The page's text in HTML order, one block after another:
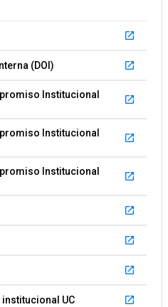
launch
(DOI) launch
Institucional
launch
Institucional
launch
Institucional
launch
launch
launch
launch
UC launch